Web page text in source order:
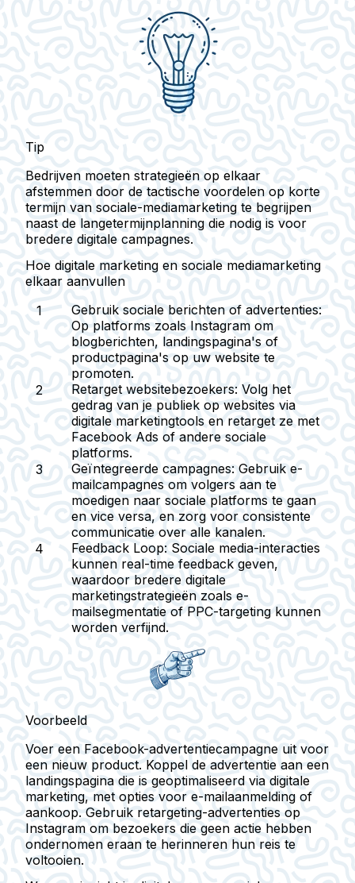
Tip
Bedrijven moeten strategieën op elkaar
afstemmen door de tactische voordelen op korte
termijn van sociale-mediamarketing te begrijpen
naast de langetermijnplanning die nodig is voor
bredere digitale campagnes.
Hoe digitale marketing en sociale mediamarketing
elkaar aanvullen
Gebruik sociale berichten of advertenties:
Op platforms zoals Instagram om
blogberichten, landingspagina's of
productpagina's op uw website te
promoten.
Retarget websitebezoekers: Volg het
gedrag van je publiek op websites via
digitale marketingtools en retarget ze met
Facebook Ads of andere sociale
platforms.
Geïntegreerde campagnes: Gebruik e-
mailcampagnes om volgers aan te
moedigen naar sociale platforms te gaan
en vice versa, en zorg voor consistente
communicatie over alle kanalen.
Feedback Loop: Sociale media-interacties
kunnen real-time feedback geven,
waardoor bredere digitale
marketingstrategieën zoals e-
mailsegmentatie of PPC-targeting kunnen
worden verfijnd.
Voorbeeld
Voer een Facebook-advertentiecampagne uit voor
een nieuw product. Koppel de advertentie aan een
landingspagina die is geoptimaliseerd via digitale
marketing, met opties voor e-mailaanmelding of
aankoop. Gebruik retargeting-advertenties op
Instagram om bezoekers die geen actie hebben
ondernomen eraan te herinneren hun reis te
voltooien.